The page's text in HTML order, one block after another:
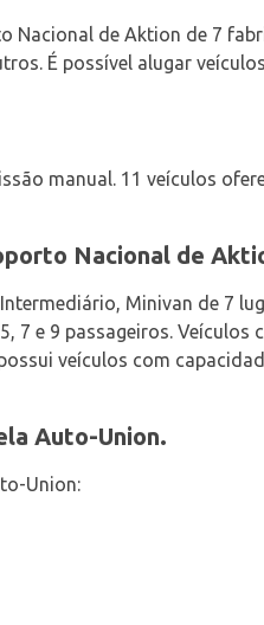
Nacional de Aktion de 7
É possível alugar
manual. 11 veículos
Nacional de
Minivan de 7
7 e 9 passageiros. Veículos
veículos com
Auto-Union.
Union: